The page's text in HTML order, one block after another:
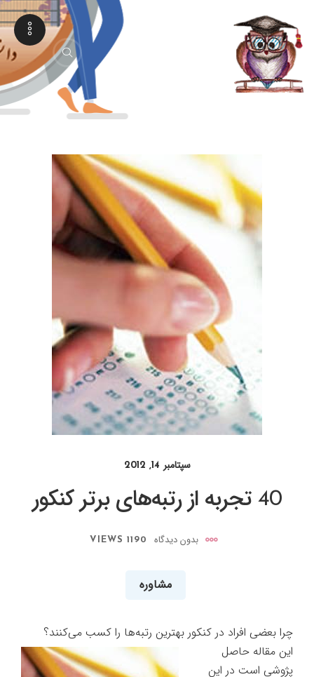
سپتامبر 14, 2012
40 تجربه از رتبه‌های برتر کنکور
بدون دیدگاه 1190 VIEWS
مشاوره
چرا بعضي افراد در كنكور بهترين رتبه‌ها را كسب مي‌كنند؟
اين مقاله حاصل
پژوشي است در اين